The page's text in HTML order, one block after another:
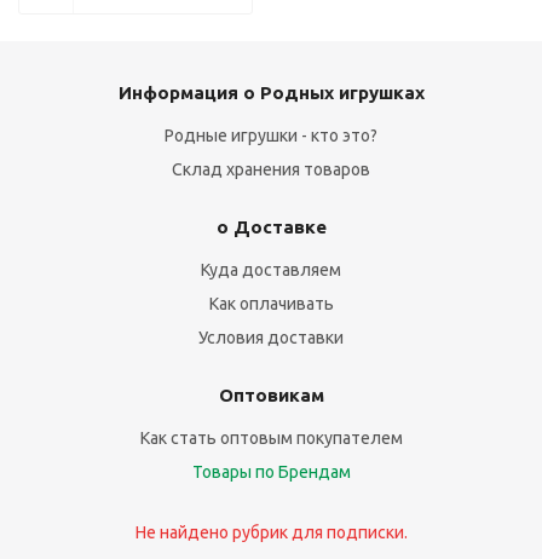
Информация о Родных игрушках
Родные игрушки - кто это?
Склад хранения товаров
о Доставке
Куда доставляем
Как оплачивать
Условия доставки
Оптовикам
Как стать оптовым покупателем
Товары по Брендам
Не найдено рубрик для подписки.